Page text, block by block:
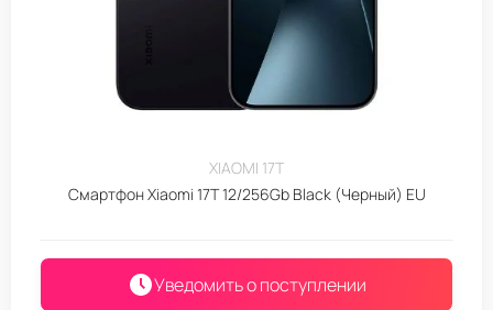
XIAOMI 17T
Смартфон Xiaomi 17T 12/256Gb Black (Черный) EU
Уведомить о поступлении